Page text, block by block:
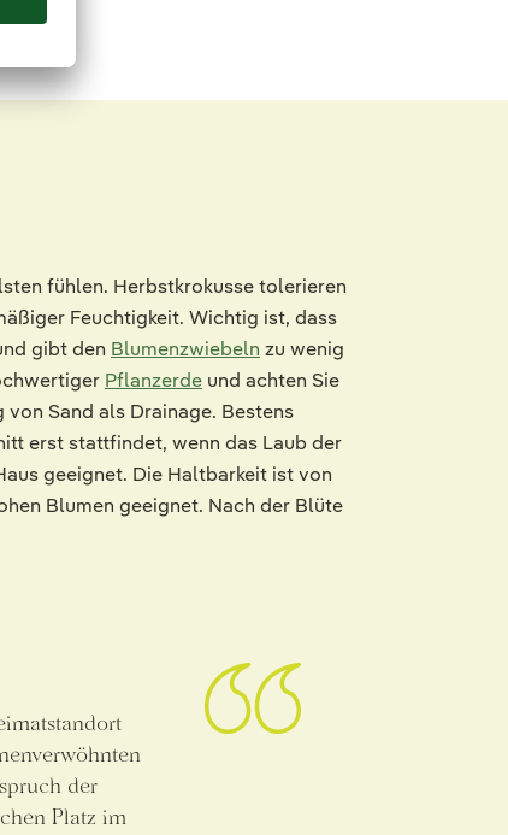
fühlen. Herbstkrokusse tolerieren
Feuchtigkeit. Wichtig ist, dass
gibt den Blumenzwiebeln zu wenig
Pflanzerde und achten Sie
Sand als Drainage. Bestens
erst stattfindet, wenn das Laub der
geeignet. Die Haltbarkeit ist von
Blumen geeignet. Nach der Blüte
der
Platz im